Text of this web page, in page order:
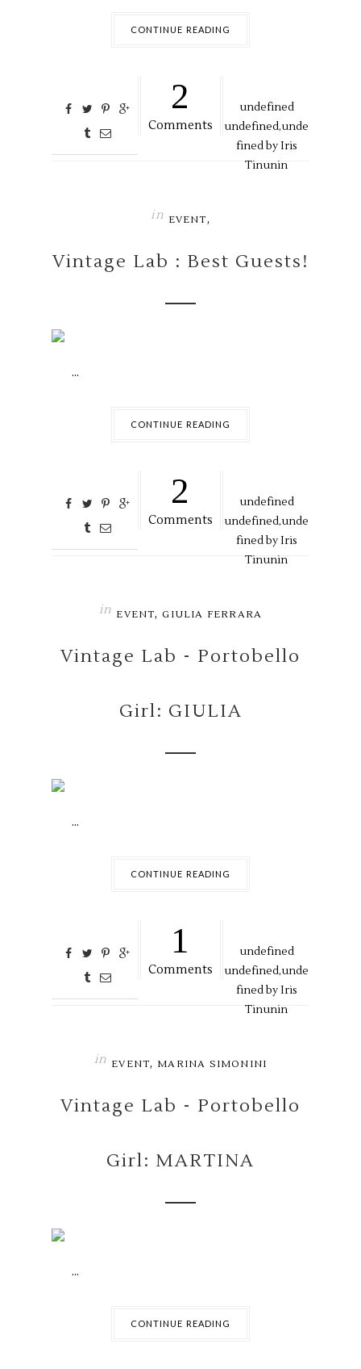
CONTINUE READING
2
Comments
undefined
undefined,unde
fined byIris
Tinunin
in EVENT,
Vintage Lab : Best Guests!
...
CONTINUE READING
2
Comments
undefined
undefined,unde
fined byIris
Tinunin
in EVENT, GIULIA FERRARA
Vintage Lab - Portobello
Girl: GIULIA
...
CONTINUE READING
1
Comments
undefined
undefined,unde
fined byIris
Tinunin
in EVENT, MARINA SIMONINI
Vintage Lab - Portobello
Girl: MARTINA
...
CONTINUE READING